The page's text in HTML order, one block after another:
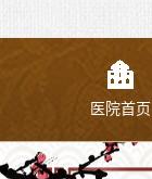
医院首页